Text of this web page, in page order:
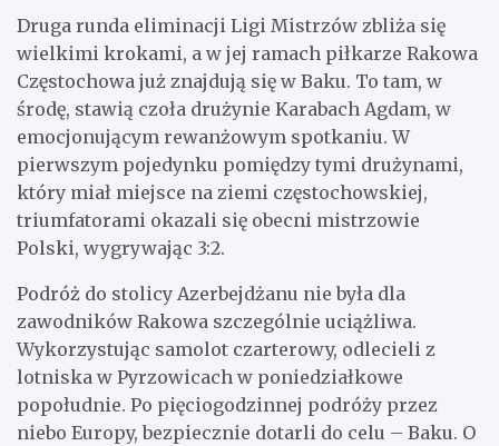
Druga runda eliminacji Ligi Mistrzów zbliża się
wielkimi krokami, a w jej ramach piłkarze Rakowa
Częstochowa już znajdują się w Baku. To tam, w
środę, stawią czoła drużynie Karabach Agdam, w
emocjonującym rewanżowym spotkaniu. W
pierwszym pojedynku pomiędzy tymi drużynami,
który miał miejsce na ziemi częstochowskiej,
triumfatorami okazali się obecni mistrzowie
Polski, wygrywając 3:2.
Podróż do stolicy Azerbejdżanu nie była dla
zawodników Rakowa szczególnie uciążliwa.
Wykorzystując samolot czarterowy, odlecieli z
lotniska w Pyrzowicach w poniedziałkowe
popołudnie. Po pięciogodzinnej podróży przez
niebo Europy, bezpiecznie dotarli do celu – Baku. O